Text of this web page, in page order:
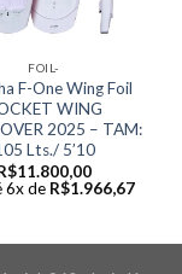
FOIL-
F-One Wing Foil
WING
2025 – TAM:
Lts./ 5’10
11.800,00
6x de R$1.966,67